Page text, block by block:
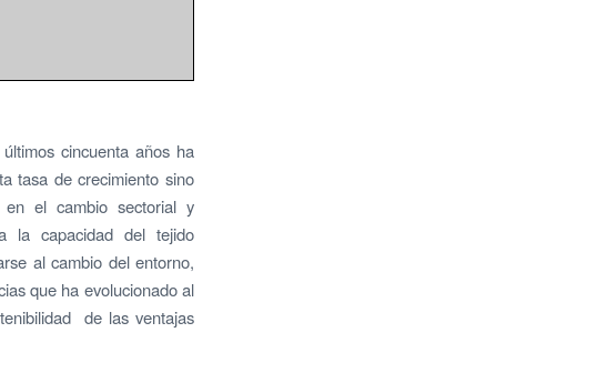
cincuenta años ha
tasa de crecimiento sino
en el cambio sectorial y
la capacidad del tejido
al cambio del entorno,
que ha evolucionado al
de las ventajas